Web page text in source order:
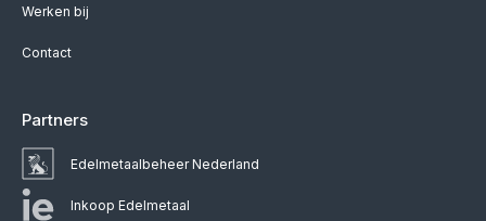
Werken bij
Contact
Partners
Edelmetaalbeheer Nederland
Inkoop Edelmetaal